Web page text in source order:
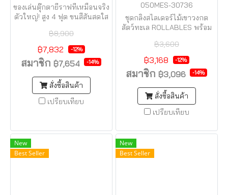
ของเล่นตุ๊กตายีราฟที่เหมือนจริง
ตัวใหญ่! สูง 4 ฟุต ขนสีสันสดใส
฿8,900
฿7,832 -12%
สมาชิก ฿7,654 -14%
สั่งซื้อสินค้า
เปรียบเทียบ
050MES-30736
ชุดกลิ้งสไลเดอร์ไม้เขาวงกต
สัตว์ทะเล ROLLABLES พร้อม
BIG SOFT + SAFE TO BITE
฿3,600
฿3,168 -12%
สมาชิก ฿3,096 -14%
สั่งซื้อสินค้า
เปรียบเทียบ
New
Best Seller
New
Best Seller